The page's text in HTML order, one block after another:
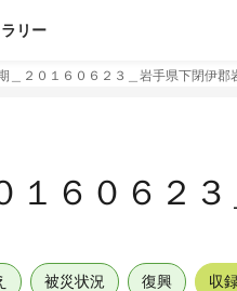
リー
＿２０１６０６２３＿岩手県下閉伊郡
１６０６２
被災状況 復興 収